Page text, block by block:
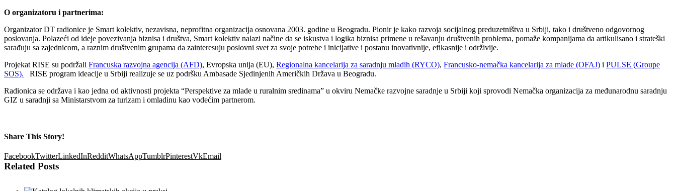
O organizatoru i partnerima:
Organizator DT radionice je Smart kolektiv, nezavisna, neprofitna organizacija osnovana 2003. godine u Beogradu. Pionir je kako razvoja socijalnog preduzetništva u Srbiji, tako i društveno odgovornog
poslovanja. Polazeći od ideje povezivanja biznisa i društva, Smart kolektiv nalazi načine da se iskustva i logika biznisa primene u rešavanju društvenih problema, pomaže kompanijama da artikulisano i strateški
sarađuju sa zajednicom, a raznim društvenim grupama da zainteresuju poslovni svet za svoje potrebe i inicijative i postanu inovativnije, efikasnije i održivije.
Projekat RISE su podržali Francuska razvojna agencija (AFD), Evropska unija (EU), Regionalna kancelarija za saradnju mladih (RYCO), Francusko-nemačka kancelarija za mlade (OFAJ) i PULSE (Groupe
SOS). RISE program ideacije u Srbiji realizuje se uz podršku Ambasade Sjedinjenih Američkih Država u Beogradu.
Radionica se održava i kao jedna od aktivnosti projekta “Perspektive za mlade u ruralnim sredinama” u okviru Nemačke razvojne saradnje u Srbiji koji sprovodi Nemačka organizacija za međunarodnu saradnju
GIZ u saradnji sa Ministarstvom za turizam i omladinu kao vodećim partnerom.
Share This Story!
FacebookTwitterLinkedInRedditWhatsAppTumblrPinterestVkEmail
Related Posts